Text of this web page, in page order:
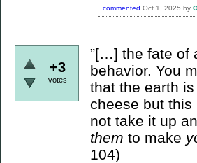
commented Oct 1, 2025 by
+3
votes
”[…] the fate of
behavior. You
that the earth
cheese but this
not take it up
them to make
104)